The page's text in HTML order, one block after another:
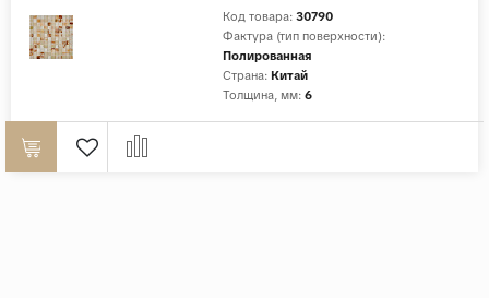
Код товара: 30790
Фактура (тип поверхности):
Полированная
Страна: Китай
Толщина, мм: 6